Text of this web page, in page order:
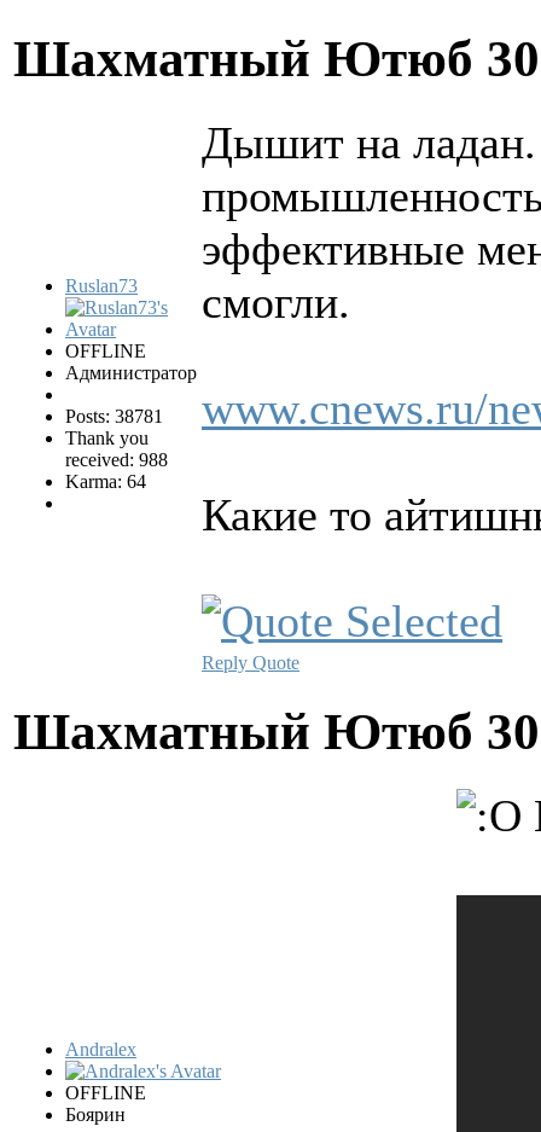
Шахматный Ютюб
Ruslan73
OFFLINE
Администратор
Posts: 38781
Thank you
received: 988
Karma: 64
Дышит на ладан.
эффективные
смогли.
www.cnews.ru/
Какие то
Reply Quote
Шахматный Ютюб
Andralex
OFFLINE
Боярин